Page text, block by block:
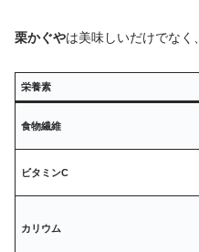
栗かぐやは美味しいだけでなく
栄養素
食物繊維
ビタミンC
カリウム